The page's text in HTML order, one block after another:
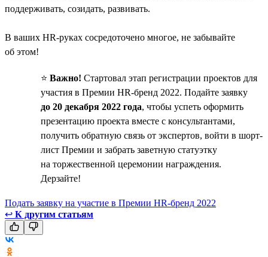
поддерживать, созидать, развивать.
В ваших HR-руках сосредоточено многое, не забывайте
об этом!
⭐️ Важно! Стартовал этап регистрации проектов для
участия в Премии HR-бренд 2022. Подайте заявку
до 20 декабря 2022 года, чтобы успеть оформить
презентацию проекта вместе с консультантами,
получить обратную связь от экспертов, войти в шорт-
лист Премии и забрать заветную статуэтку
на торжественной церемонии награждения.
Дерзайте!
Подать заявку на участие в Премии HR-бренд 2022
↩ К другим статьям